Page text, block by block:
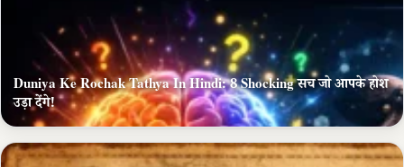
Duniya Ke Rochak Tathya In Hindi: 8 Shocking सच जो आपके होश
उड़ा देंगे!